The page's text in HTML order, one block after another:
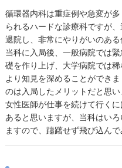
循環器内科は重症例や急変が
られるハードな診療科ですが
退院し、非常にやりがいのある
当科に入局後、一般病院では
礎を作り上げ、大学病院では
より知見を深めることができ
のは入局したメリットだと思
女性医師が仕事を続けて行く
あると思いますが、当科はい
ますので、躊躇せず飛び込んで